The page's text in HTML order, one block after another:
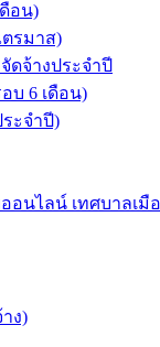
อน)
ตรมาส)
ดจ้างประจำปี
บ 6 เดือน)
ะจำปี)
อนไลน์ เทศบาลเมื
ง)